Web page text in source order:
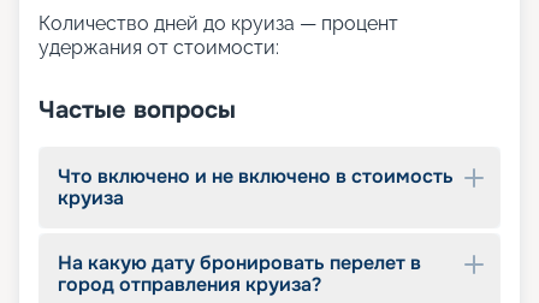
Количество дней до круиза — процент
удержания от стоимости:
Частые вопросы
Что включено и не включено в стоимость
круиза
На какую дату бронировать перелет в
город отправления круиза?